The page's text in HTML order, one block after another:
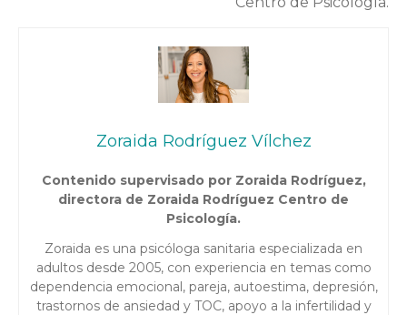
Zoraida Rodríguez Vílchez
Contenido supervisado por Zoraida Rodríguez,
directora de Zoraida Rodríguez Centro de
Psicología.
Zoraida es una psicóloga sanitaria especializada en
adultos desde 2005, con experiencia en temas como
dependencia emocional, pareja, autoestima, depresión,
trastornos de ansiedad y TOC, apoyo a la infertilidad y